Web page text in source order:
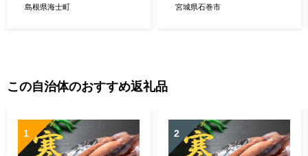
島根県海士町
BBQ 烏賊 炒め物 フライ ゲ
宮城県石巻市
この自治体のおすすめ返礼品
1 2